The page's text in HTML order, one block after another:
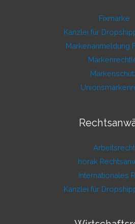
Fixmarke
Kanzlei für
Markenanmeldung
Arbeitsrecht
horak
Internationales
Kanzlei für